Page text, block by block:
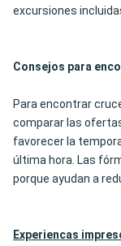
excursiones
Consejos para
Para encontrar
comparar las
favorecer la
última hora. Las
porque ayudan a
Experiencas